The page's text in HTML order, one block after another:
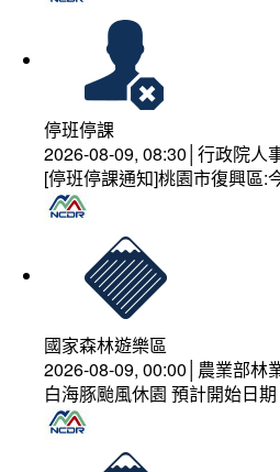
停班停課
2026-08-09, 08:30│行政院人
[停班停課通知]桃園市復興區
國家森林遊樂區
2026-08-09, 00:00│農業部林
白海豚颱風休園 預計開始日